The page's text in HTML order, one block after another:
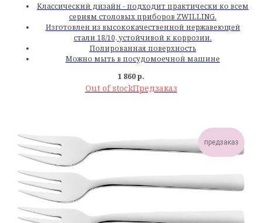
Классический дизайн - подходит практически ко всем
сериям столовых приборов ZWILLING.
Изготовлен из высококачественной нержавеющей
стали 18/10, устойчивой к коррозии.
Полированная поверхность
Можно мыть в посудомоечной машине
1 860р.
Out of stock
предзаказ